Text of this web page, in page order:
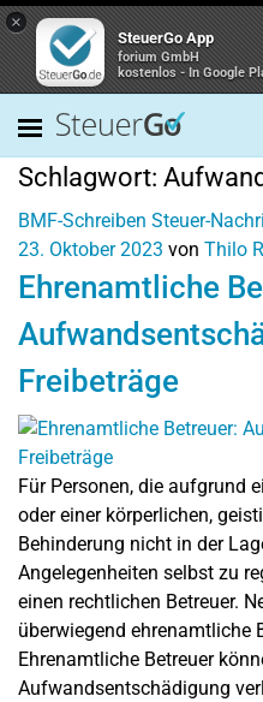
×
SteuerGo App
forium GmbH
kostenlos - In Google
Schlagwort:
BMF-Schreiben Steuer-
23. Oktober 2023 von Thilo
Ehrenamtliche
Freibeträge
Für Personen, die aufgrund
oder einer körperlichen,
Behinderung nicht in der
Angelegenheiten selbst zu
einen rechtlichen Betreuer.
überwiegend ehrenamtliche
Ehrenamtliche Betreuer
Aufwandsentschädigung